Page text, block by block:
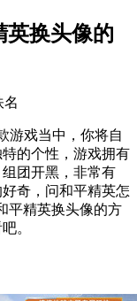
英换头像的
名
游戏当中，你将自
的个性，游戏拥有
团开黑，非常有
奇，问和平精英怎
平精英换头像的方
。